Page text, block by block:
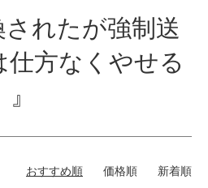
されたが強制送
方なくやせる
おすすめ順 価格順 新着順